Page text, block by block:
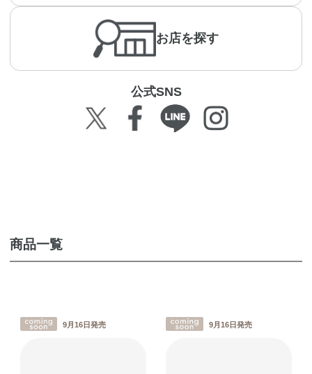
お店を探す
公式SNS
商品一覧
9月16日発売 9月16日発売